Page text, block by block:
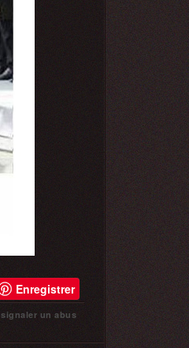
Enregistrer
signaler un abus